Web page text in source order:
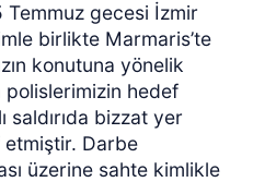
gecesi İzmir
birlikte Marmaris’te
konutuna yönelik
hedef
saldırıda bizzat yer
etmiştir. Darbe
üzerine sahte kimlikle